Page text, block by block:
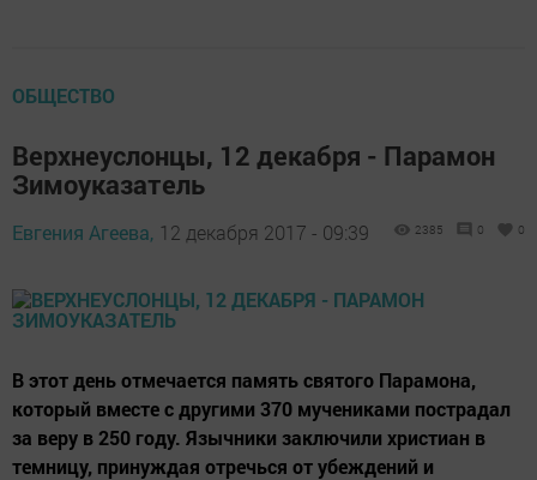
ОБЩЕСТВО
Верхнеуслонцы, 12 декабря - Парамон
Зимоуказатель
Евгения Агеева, 12 декабря 2017 - 09:39 2385 0 0
В этот день отмечается память святого Парамона,
который вместе с другими 370 мучениками пострадал
за веру в 250 году. Язычники заключили христиан в
темницу, принуждая отречься от убеждений и